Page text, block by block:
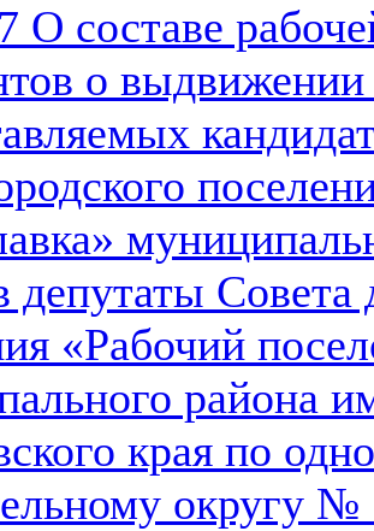
составе
о
депутаты Совета
«Рабочий
района
края по
округу №